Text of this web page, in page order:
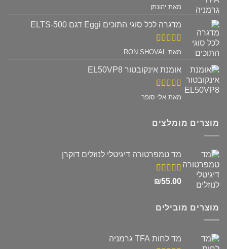
דורג 5מתוך
מאת יהונתן
מדגרה לכל סוגי התוכים Eggi דגם ELTS-500
דורג 5מתוך
מאת RON SHOVAL
אומנת אינקובטור EL50VP8
דורג 5מתוך
מאת אלי סופר
מוצרים מומלצים
מד טמפרטורה דיגיטלי לנוזלים דוקרן
דורג5.00
₪55.00
מוצרים מובילים
מד לחות TFA גרמניה